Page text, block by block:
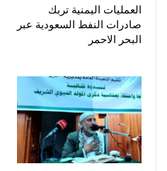
العمليات اليمنية تربك
صادرات النفط السعودية عبر
البحر الاحمر